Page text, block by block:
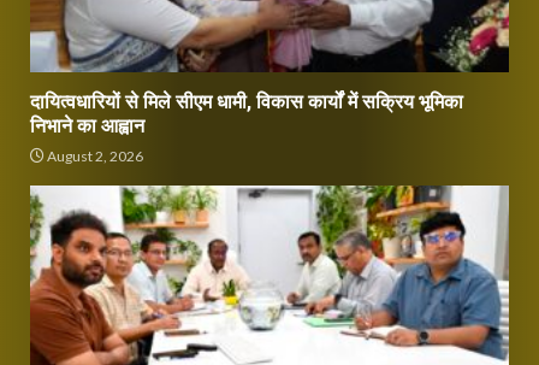
दायित्वधारियों से मिले सीएम धामी, विकास कार्यों में सक्रिय भूमिका
निभाने का आह्वान
August 2, 2026